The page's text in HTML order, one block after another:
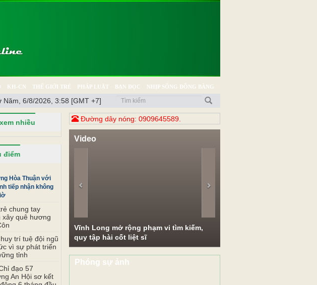
KH-CN THẾ GIỚI TRẺ PHÁP LUẬT BẠN ĐỌC NHỊP SỐNG ĐỒNG BẰNG
Năm, 6/8/2026, 3:58 [GMT +7]
nhiều
điểm
Hòa Thuận với
tiếp nhận không
chung tay
xây quê hương
trí tuệ đội ngũ
vì sự phát triển
tỉnh
đạo 57
An Hội sơ kết
Đường dây nóng: 0909645589.
Video
Vĩnh Long mở rộng phạm vi tìm kiếm,
quy tập hài cốt liệt sĩ
Phóng sự ảnh